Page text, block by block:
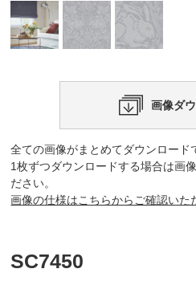
画像ダ
全ての画像がまとめてダウンロード
1枚ずつダウンロードする場合は画
ださい。
画像の仕様はこちらからご確認いた
SC7450